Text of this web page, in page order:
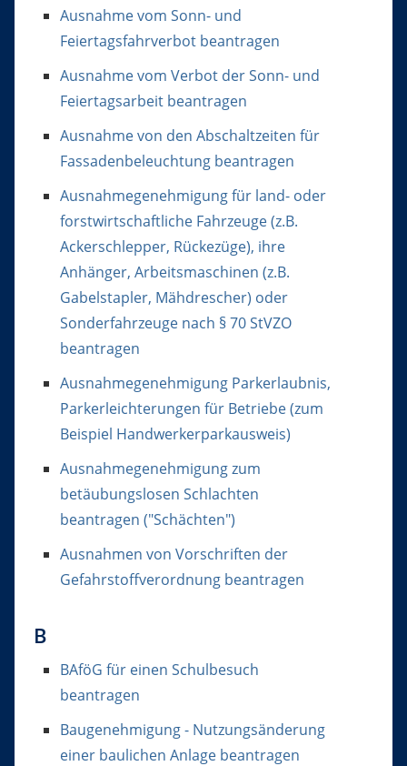
Ausnahme vom Sonn- und
Feiertagsfahrverbot beantragen
Ausnahme vom Verbot der Sonn- und
Feiertagsarbeit beantragen
Ausnahme von den Abschaltzeiten für
Fassadenbeleuchtung beantragen
Ausnahmegenehmigung für land- oder
forstwirtschaftliche Fahrzeuge (z.B.
Ackerschlepper, Rückezüge), ihre
Anhänger, Arbeitsmaschinen (z.B.
Gabelstapler, Mähdrescher) oder
Sonderfahrzeuge nach § 70 StVZO
beantragen
Ausnahmegenehmigung Parkerlaubnis,
Parkerleichterungen für Betriebe (zum
Beispiel Handwerkerparkausweis)
Ausnahmegenehmigung zum
betäubungslosen Schlachten
beantragen ("Schächten")
Ausnahmen von Vorschriften der
Gefahrstoffverordnung beantragen
B
BAföG für einen Schulbesuch
beantragen
Baugenehmigung - Nutzungsänderung
einer baulichen Anlage beantragen